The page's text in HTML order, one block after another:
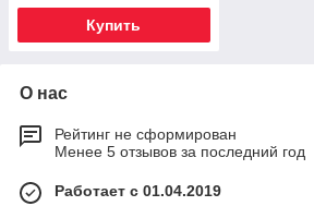
Купить
О нас
Рейтинг не сформирован
Менее 5 отзывов за последний год
Работает с 01.04.2019